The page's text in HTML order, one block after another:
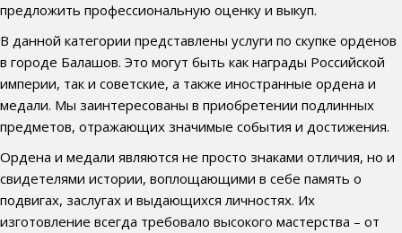
предложить профессиональную оценку и выкуп.
В данной категории представлены услуги по скупке орденов
в городе Балашов. Это могут быть как награды Российской
империи, так и советские, а также иностранные ордена и
медали. Мы заинтересованы в приобретении подлинных
предметов, отражающих значимые события и достижения.
Ордена и медали являются не просто знаками отличия, но и
свидетелями истории, воплощающими в себе память о
подвигах, заслугах и выдающихся личностях. Их
изготовление всегда требовало высокого мастерства – от